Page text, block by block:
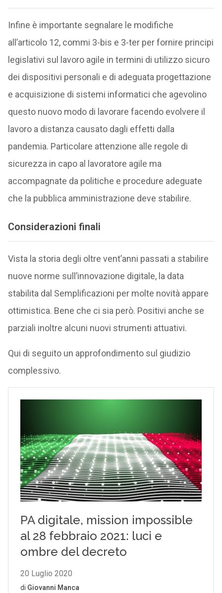
Infine è importante segnalare le modifiche
all’articolo 12, commi 3-bis e 3-ter per fornire principi
legislativi sul lavoro agile in termini di utilizzo sicuro
dei dispositivi personali e di adeguata progettazione
e acquisizione di sistemi informatici che agevolino
questo nuovo modo di lavorare facendo evolvere il
lavoro a distanza causato dagli effetti dalla
pandemia. Particolare attenzione alle regole di
sicurezza in capo al lavoratore agile ma
accompagnate da politiche e procedure adeguate
che la pubblica amministrazione deve stabilire.
Considerazioni finali
Vista la storia degli oltre vent’anni passati a stabilire
nuove norme sull’innovazione digitale, la data
stabilita dal Semplificazioni per molte novità appare
ottimistica. Bene che ci sia però. Positivi anche se
parziali inoltre alcuni nuovi strumenti attuativi.
Qui di seguito un approfondimento sul giudizio
complessivo.